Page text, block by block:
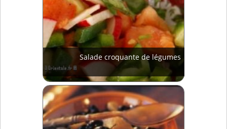
Salade croquante de légumes